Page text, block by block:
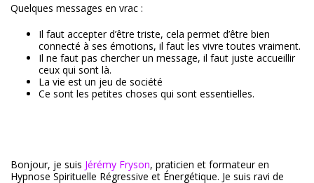
Quelques messages en vrac :
Il faut accepter d’être triste, cela permet d’être bien
connecté à ses émotions, il faut les vivre toutes vraiment.
Il ne faut pas chercher un message, il faut juste accueillir
ceux qui sont là.
La vie est un jeu de société
Ce sont les petites choses qui sont essentielles.
Bonjour, je suis Jérémy Fryson, praticien et formateur en
Hypnose Spirituelle Régressive et Énergétique. Je suis ravi de